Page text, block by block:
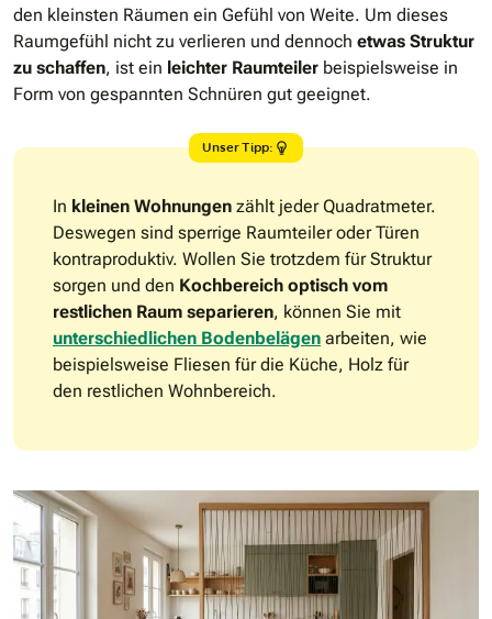
den kleinsten Räumen ein Gefühl von Weite. Um dieses
Raumgefühl nicht zu verlieren und dennoch etwas Struktur
zu schaffen, ist ein leichter Raumteiler beispielsweise in
Form von gespannten Schnüren gut geeignet.
Unser Tipp:
In kleinen Wohnungen zählt jeder Quadratmeter.
Deswegen sind sperrige Raumteiler oder Türen
kontraproduktiv. Wollen Sie trotzdem für Struktur
sorgen und den Kochbereich optisch vom
restlichen Raum separieren, können Sie mit
unterschiedlichen Bodenbelägen arbeiten, wie
beispielsweise Fliesen für die Küche, Holz für
den restlichen Wohnbereich.